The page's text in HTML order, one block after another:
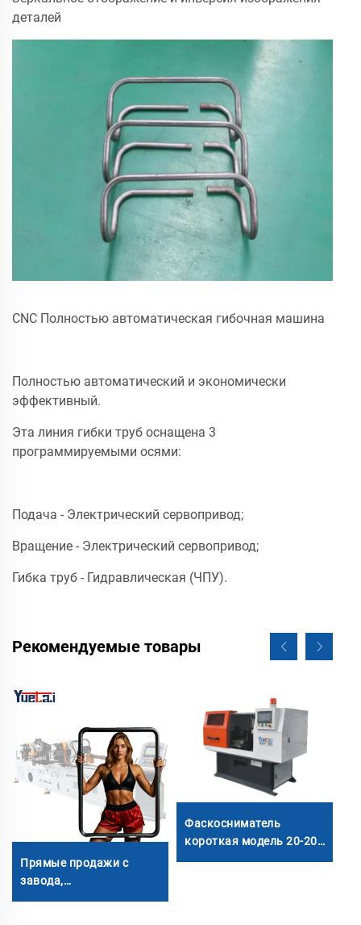
деталей
CNC Полностью автоматическая гибочная машина
Полностью автоматический и экономически
эффективный.
Эта линия гибки труб оснащена 3
программируемыми осями:
Подача - Электрический сервопривод;
Вращение - Электрический сервопривод;
Гибка труб - Гидравлическая (ЧПУ).
Рекомендуемые товары
Прямые продажи с
завода,
Фаскосниматель
короткая модель 20-200